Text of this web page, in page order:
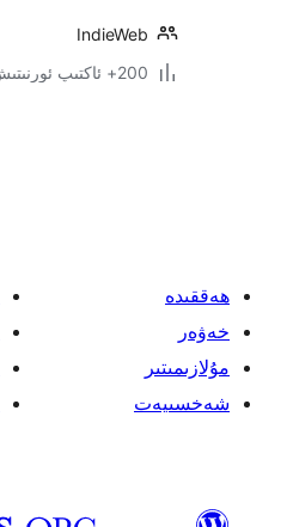
IndieWeb
200+ ئاكتىپ ئورنىتىش
ھەققىدە
خەۋەر
مۇلازىمىتىر
شەخسىيەت